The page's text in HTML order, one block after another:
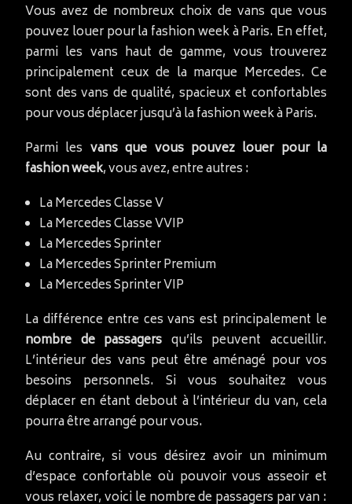
Vous avez de nombreux choix de vans que vous
pouvez louer pour la fashion week à Paris. En effet,
parmi les vans haut de gamme, vous trouverez
principalement ceux de la marque Mercedes. Ce
sont des vans de qualité, spacieux et confortables
pour vous déplacer jusqu’à la fashion week à Paris.
Parmi les vans que vous pouvez louer pour la
fashion week, vous avez, entre autres :
La Mercedes Classe V
La Mercedes Classe VVIP
La Mercedes Sprinter
La Mercedes Sprinter Premium
La Mercedes Sprinter VIP
La différence entre ces vans est principalement le
nombre de passagers qu’ils peuvent accueillir.
L’intérieur des vans peut être aménagé pour vos
besoins personnels. Si vous souhaitez vous
déplacer en étant debout à l’intérieur du van, cela
pourra être arrangé pour vous.
Au contraire, si vous désirez avoir un minimum
d’espace confortable où pouvoir vous asseoir et
vous relaxer, voici le nombre de passagers par van :